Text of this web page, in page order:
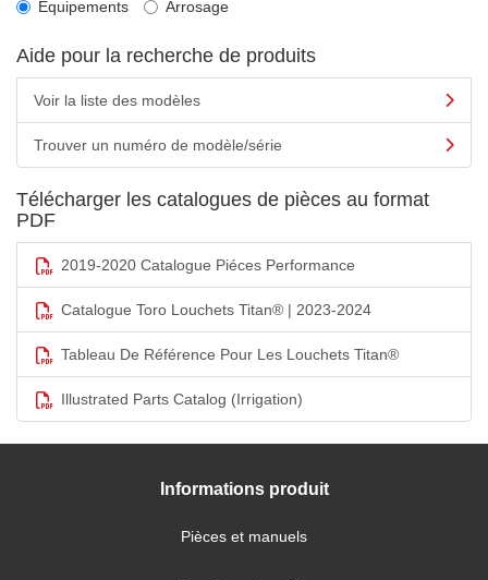
Équipements Arrosage
Aide pour la recherche de produits
Voir la liste des modèles
Trouver un numéro de modèle/série
Télécharger les catalogues de pièces au format
PDF
2019-2020 Catalogue Piéces Performance
Catalogue Toro Louchets Titan® | 2023-2024
Tableau De Référence Pour Les Louchets Titan®
Illustrated Parts Catalog (Irrigation)
Informations produit
Pièces et manuels